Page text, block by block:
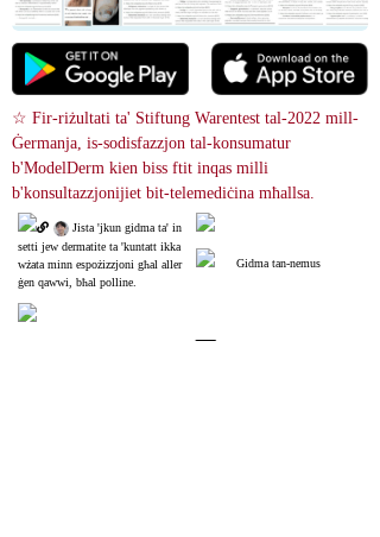
☆ Fir-riżultati ta' Stiftung Warentest tal-2022 mill-
Ġermanja, is-sodisfazzjon tal-konsumatur
b'ModelDerm kien biss ftit inqas milli
b'konsultazzjonijiet bit-telemediċina mħallsa.
Jista 'jkun gidma ta' in
setti jew dermatite ta 'kuntatt ikka
wżata minn espożizzjoni għal aller
ġen qawwi, bħal polline.
Gidma tan-nemus